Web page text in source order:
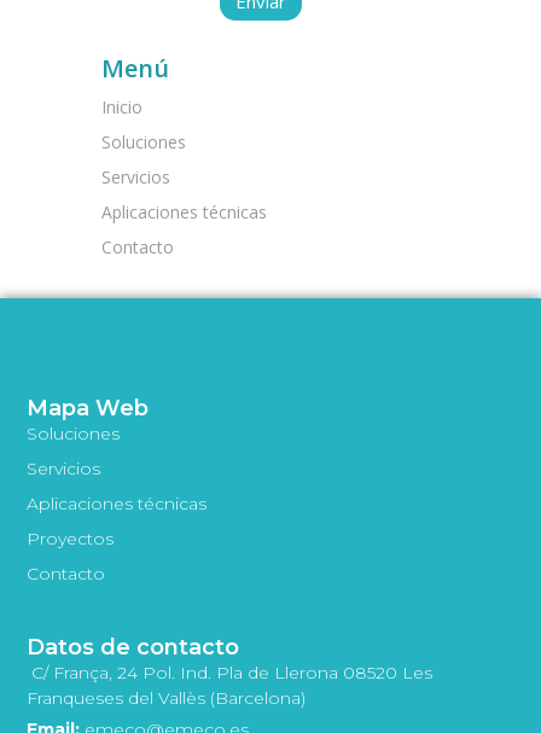
Menú
Inicio
Soluciones
Servicios
Aplicaciones técnicas
Contacto
Mapa Web
Soluciones
Servicios
Aplicaciones técnicas
Proyectos
Contacto
Datos de contacto
C/ França, 24 Pol. Ind. Pla de Llerona 08520 Les
Franqueses del Vallès (Barcelona)